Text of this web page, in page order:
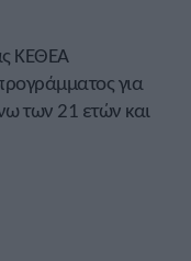
ΚΕΘΕΑ
για
των 21 ετών και